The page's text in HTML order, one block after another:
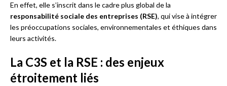
En effet, elle s’inscrit dans le cadre plus global de la
responsabilité sociale des entreprises (RSE), qui vise à intégrer
les préoccupations sociales, environnementales et éthiques dans
leurs activités.
La C3S et la RSE : des enjeux
étroitement liés